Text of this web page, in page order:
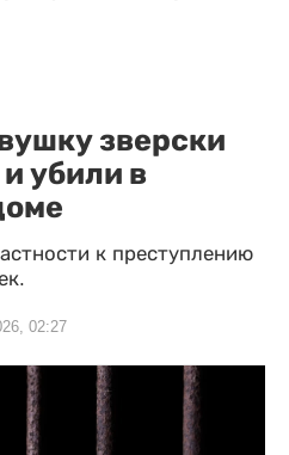
зверски
убили в
к преступлению
02:27